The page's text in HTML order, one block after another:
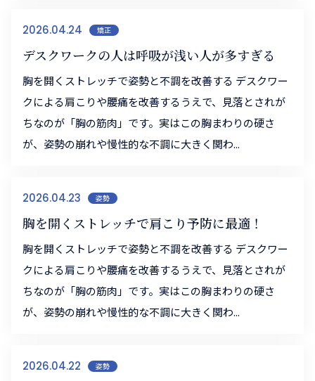
2026.04.24 矯正
デスクワークの人は呼吸が浅い人が多すぎる
胸を開くストレッチで姿勢と不調を改善する デスクワー
クによる肩こりや腰痛を改善するうえで、見落とされが
ちなのが「胸の筋肉」です。実はこの胸まわりの硬さ
が、姿勢の崩れや慢性的な不調に大きく関わ...
2026.04.23 姿勢
胸を開くストレッチで肩こり予防に最適！
胸を開くストレッチで姿勢と不調を改善する デスクワー
クによる肩こりや腰痛を改善するうえで、見落とされが
ちなのが「胸の筋肉」です。実はこの胸まわりの硬さ
が、姿勢の崩れや慢性的な不調に大きく関わ...
2026.04.22 姿勢